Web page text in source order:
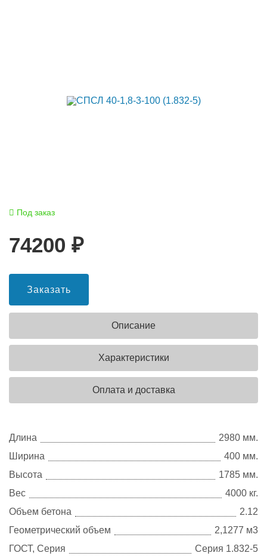
Под заказ
74200 ₽
Заказать
Описание
Характеристики
Оплата и доставка
Длина
2980 мм.
Ширина
400 мм.
Высота
1785 мм.
Вес
4000 кг.
Объем бетона
2.12
Геометрический объем
2,1277 м3
ГОСТ, Серия
Серия 1.832-5